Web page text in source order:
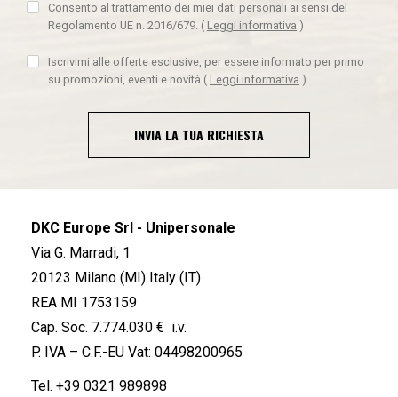
Consento al trattamento dei miei dati personali ai sensi del
Regolamento UE n. 2016/679. ( Leggi informativa )
Iscrivimi alle offerte esclusive, per essere informato per primo
su promozioni, eventi e novità ( Leggi informativa )
INVIA LA TUA RICHIESTA
DKC Europe Srl - Unipersonale
Via G. Marradi, 1
20123 Milano (MI) Italy (IT)
REA MI 1753159
Cap. Soc. 7.774.030 € i.v.
P. IVA – C.F.-EU Vat: 04498200965
Tel. +39 0321 989898